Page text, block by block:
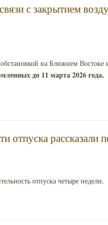
с закрытием
на Ближнем
до 11 марта 2026
отпуска рассказали
отпуска четыре недели.